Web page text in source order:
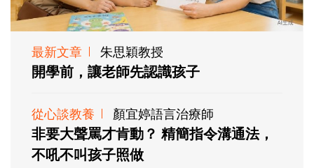
最新文章 朱思穎教授
開學前，讓老師先認識孩子
從心談教養 顏宜婷語言治療師
非要大聲罵才肯動？ 精簡指令溝通法，
不吼不叫孩子照做